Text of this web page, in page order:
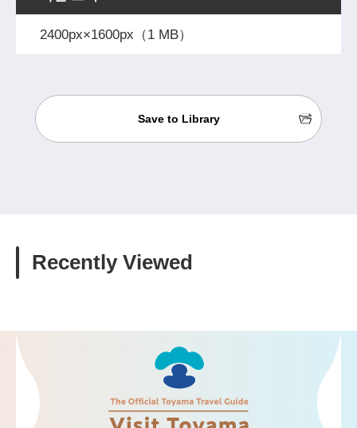
2400px×1600px（1 MB）
Save to Library
Recently Viewed